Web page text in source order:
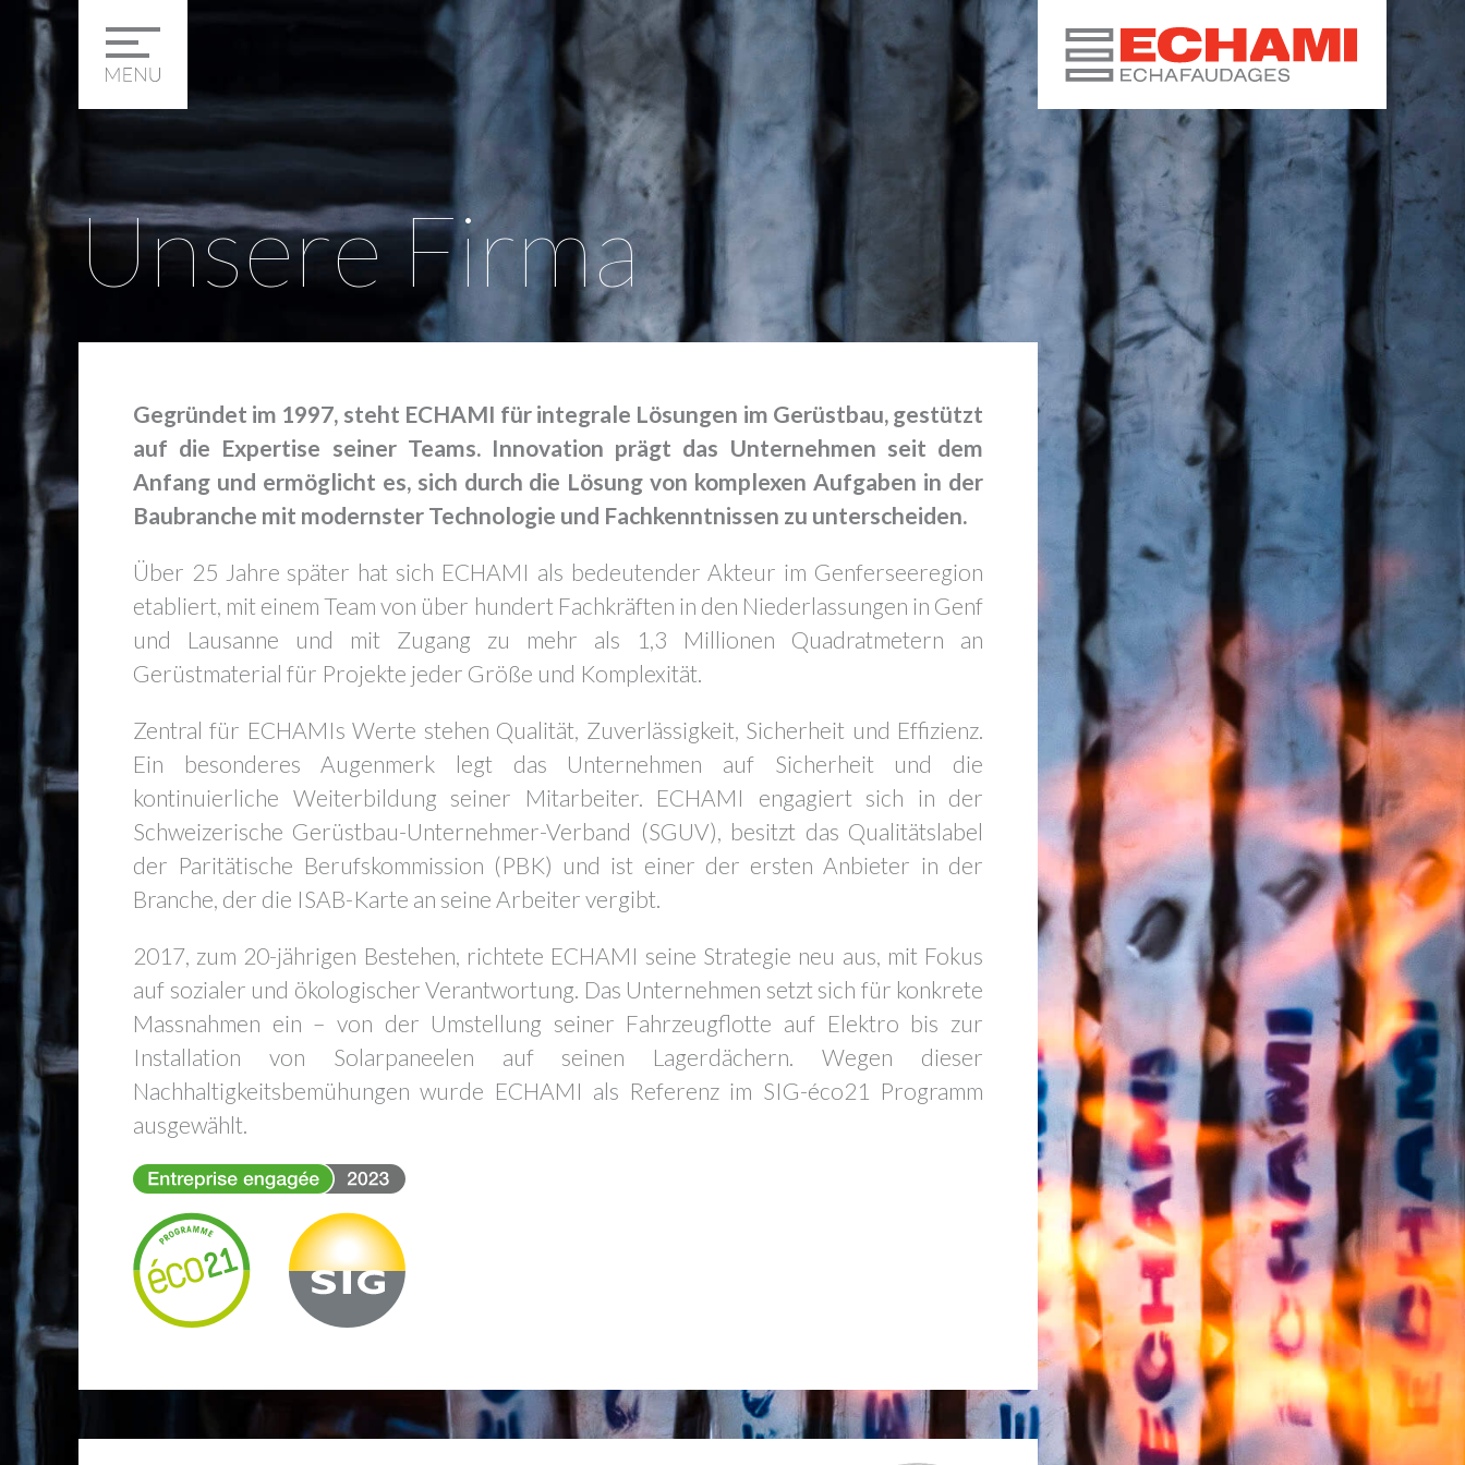
Unsere Firma
Gegründet im 1997, steht ECHAMI für integrale Lösungen im Gerüstbau, gestützt
auf die Expertise seiner Teams. Innovation prägt das Unternehmen seit dem
Anfang und ermöglicht es, sich durch die Lösung von komplexen Aufgaben in der
Baubranche mit modernster Technologie und Fachkenntnissen zu unterscheiden.
Über 25 Jahre später hat sich ECHAMI als bedeutender Akteur im Genferseeregion
etabliert, mit einem Team von über hundert Fachkräften in den Niederlassungen in Genf
und Lausanne und mit Zugang zu mehr als 1,3 Millionen Quadratmetern an
Gerüstmaterial für Projekte jeder Größe und Komplexität.
Zentral für ECHAMIs Werte stehen Qualität, Zuverlässigkeit, Sicherheit und Effizienz.
Ein besonderes Augenmerk legt das Unternehmen auf Sicherheit und die
kontinuierliche Weiterbildung seiner Mitarbeiter. ECHAMI engagiert sich in der
Schweizerische Gerüstbau-Unternehmer-Verband (SGUV), besitzt das Qualitätslabel
der Paritätische Berufskommission (PBK) und ist einer der ersten Anbieter in der
Branche, der die ISAB-Karte an seine Arbeiter vergibt.
2017, zum 20-jährigen Bestehen, richtete ECHAMI seine Strategie neu aus, mit Fokus
auf sozialer und ökologischer Verantwortung. Das Unternehmen setzt sich für konkrete
Massnahmen ein – von der Umstellung seiner Fahrzeugflotte auf Elektro bis zur
Installation von Solarpaneelen auf seinen Lagerdächern. Wegen dieser
Nachhaltigkeitsbemühungen wurde ECHAMI als Referenz im SIG-éco21 Programm
ausgewählt.